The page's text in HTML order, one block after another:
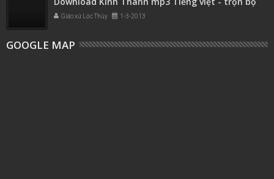
Giáo xứ Lộc Thủy 1-3-2013
GOOGLE MAP